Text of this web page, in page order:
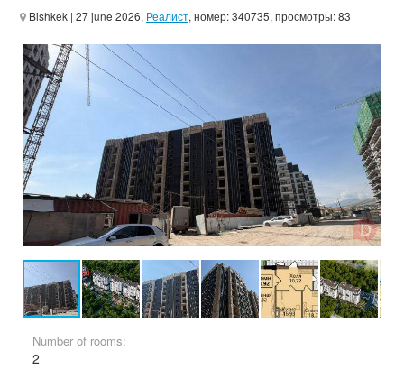
Bishkek | 27 june 2026, Реалист, номер: 340735, просмотры: 83
Number of rooms:
2